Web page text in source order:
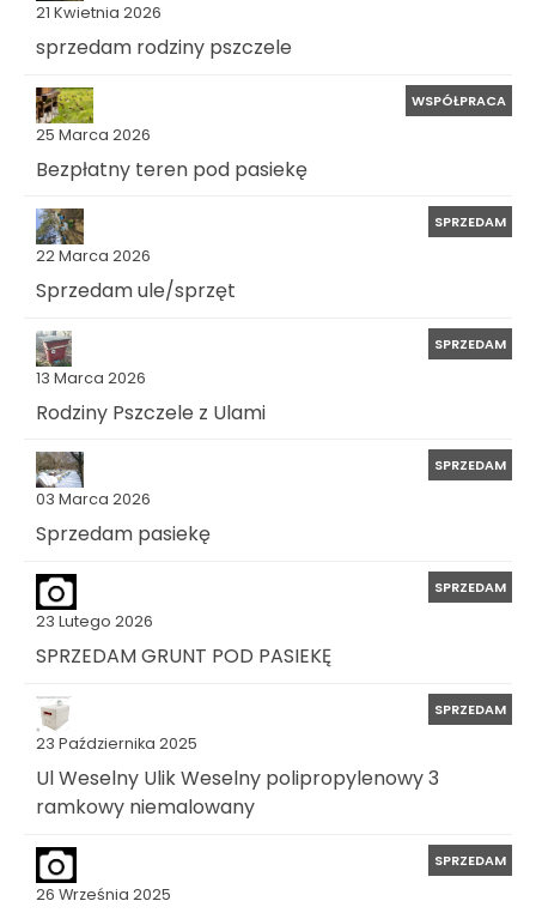
21 Kwietnia 2026
sprzedam rodziny pszczele
25 Marca 2026
WSPÓŁPRACA
Bezpłatny teren pod pasiekę
22 Marca 2026
SPRZEDAM
Sprzedam ule/sprzęt
13 Marca 2026
SPRZEDAM
Rodziny Pszczele z Ulami
03 Marca 2026
SPRZEDAM
Sprzedam pasiekę
23 Lutego 2026
SPRZEDAM
SPRZEDAM GRUNT POD PASIEKĘ
23 Października 2025
SPRZEDAM
Ul Weselny Ulik Weselny polipropylenowy 3
ramkowy niemalowany
26 Września 2025
SPRZEDAM